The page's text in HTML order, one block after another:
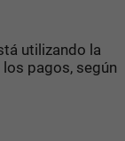
utilizando la
pagos, según